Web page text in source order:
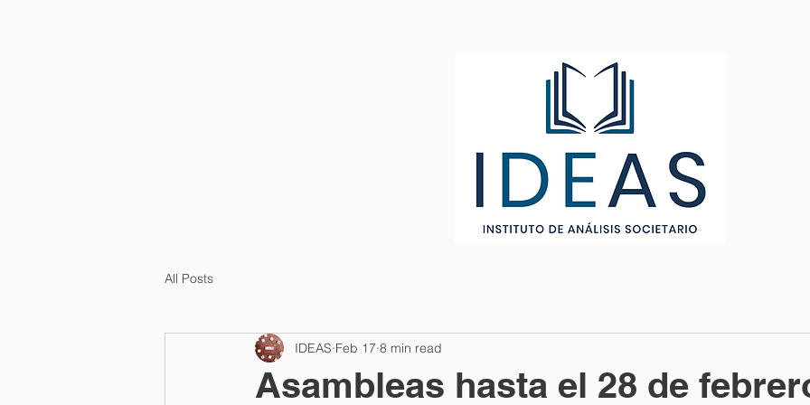
All Posts
Asambleas hasta el 28 de
IDEAS Feb 17 8 min read